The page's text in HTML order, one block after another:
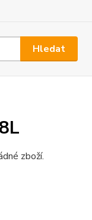
Hledat
zboží.